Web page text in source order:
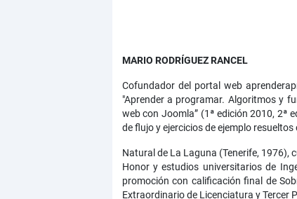
MARIO RODRÍGUEZ RANCEL
Cofundador del portal web
"Aprender a programar. Algoritmos y
web con Joomla” (1ª edición 2010, 2ª
de flujo y ejercicios de ejemplo resueltos
Natural de La Laguna (Tenerife, 1976),
Honor y estudios universitarios de
promoción con calificación final de
Extraordinario de Licenciatura y Tercer